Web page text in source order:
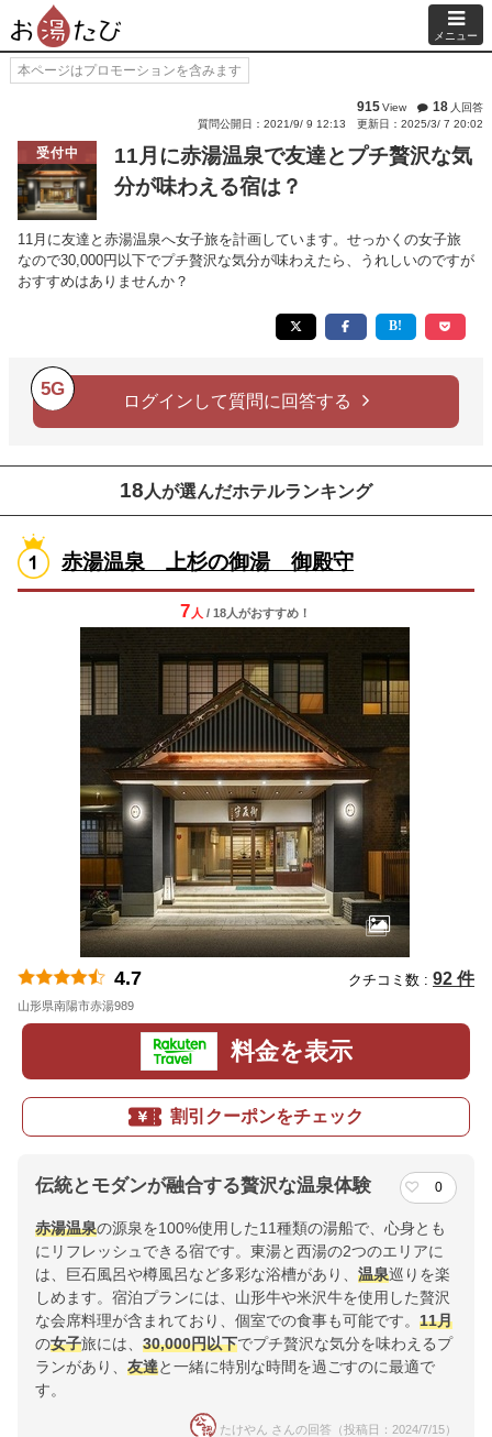
メニュー
本ページはプロモーションを含みます
915View 18 人回答
質問公開日：2021/9/ 9 12:13
更新日：2025/3/ 7 20:02
受付中
11月に赤湯温泉で友達とプチ贅沢な気
分が味わえる宿は？
11月に友達と赤湯温泉へ女子旅を計画しています。せっかくの女子旅
なので30,000円以下でプチ贅沢な気分が味わえたら、うれしいのですが
おすすめはありませんか？
5G
ログインして質問に回答する
18 人が選んだホテルランキング
赤湯温泉 上杉の御湯 御殿守
7 人 / 18人がおすすめ！
4.7 クチコミ数 : 92 件
山形県南陽市赤湯989
料金を表示
割引クーポンをチェック
伝統とモダンが融合する贅沢な温泉体験 0
赤湯温泉の源泉を100%使用した11種類の湯船で、心身とも
にリフレッシュできる宿です。東湯と西湯の2つのエリアに
は、巨石風呂や樽風呂など多彩な浴槽があり、 温泉巡りを楽
しめます。宿泊プランには、山形牛や米沢牛を使用した贅沢
な会席料理が含まれており、個室での食事も可能です。 11月
の女子旅には、 30,000円以下でプチ贅沢な気分を味わえるプ
ランがあり、 友達と一緒に特別な時間を過ごすのに最適で
す。
たけやん さんの回答（投稿日：2024/7/15）